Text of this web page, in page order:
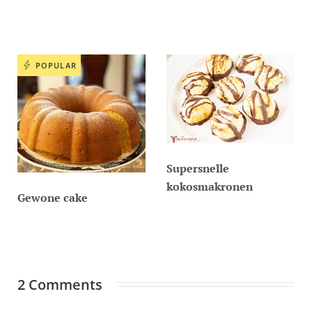
POPULAR
Gewone cake
Supersnelle
kokosmakronen
2 Comments